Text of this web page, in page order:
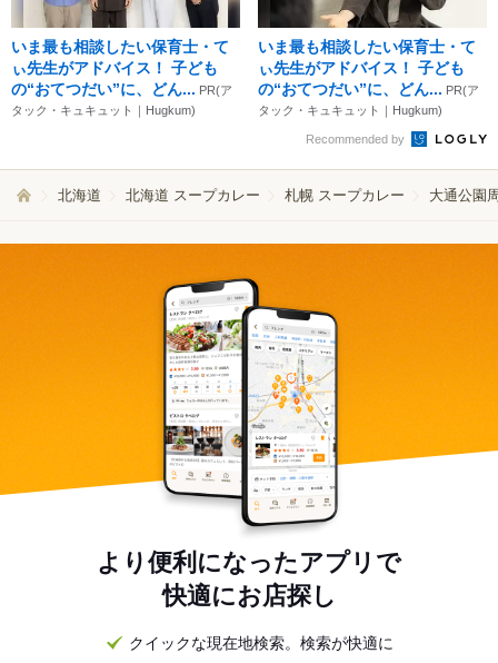
いま最も相談したい保育士・て
ぃ先生がアドバイス！ 子ども
の“おてつだい”に、どん... PR(ア
タック・キュキュット｜Hugkum)
いま最も相談したい保育士・て
ぃ先生がアドバイス！ 子ども
の“おてつだい”に、どん... PR(ア
タック・キュキュット｜Hugkum)
Recommended by
北海道 北海道 スープカレー 札幌 スープカレー 大通公園
より便利になったアプリで
快適にお店探し
クイックな現在地検索。検索が快適に